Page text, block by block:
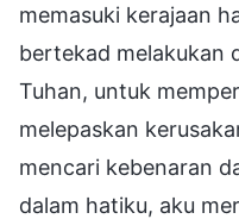
memasuki kerajaan
bertekad melakukan
Tuhan, untuk
melepaskan
mencari kebenaran
dalam hatiku, aku